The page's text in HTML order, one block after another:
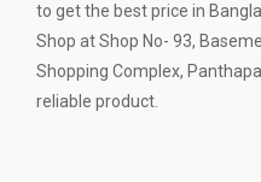
to get the best price in
Shop at Shop No- 93,
Shopping Complex,
reliable product.